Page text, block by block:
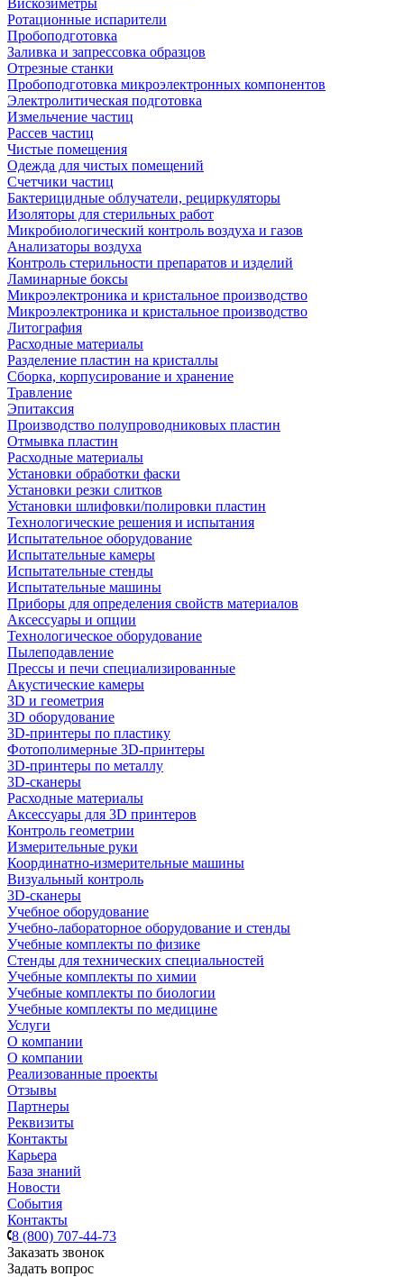
Вискозиметры
Ротационные испарители
Пробоподготовка
Заливка и запрессовка образцов
Отрезные станки
Пробоподготовка микроэлектронных компонентов
Электролитическая подготовка
Измельчение частиц
Рассев частиц
Чистые помещения
Одежда для чистых помещений
Счетчики частиц
Бактерицидные облучатели, рециркуляторы
Изоляторы для стерильных работ
Микробиологический контроль воздуха и газов
Анализаторы воздуха
Контроль стерильности препаратов и изделий
Ламинарные боксы
Микроэлектроника и кристальное производство
Микроэлектроника и кристальное производство
Литография
Расходные материалы
Разделение пластин на кристаллы
Сборка, корпусирование и хранение
Травление
Эпитаксия
Производство полупроводниковых пластин
Отмывка пластин
Расходные материалы
Установки обработки фаски
Установки резки слитков
Установки шлифовки/полировки пластин
Технологические решения и испытания
Испытательное оборудование
Испытательные камеры
Испытательные стенды
Испытательные машины
Приборы для определения свойств материалов
Аксессуары и опции
Технологическое оборудование
Пылеподавление
Прессы и печи специализированные
Акустические камеры
3D и геометрия
3D оборудование
3D-принтеры по пластику
Фотополимерные 3D-принтеры
3D-принтеры по металлу
3D-сканеры
Расходные материалы
Аксессуары для 3D принтеров
Контроль геометрии
Измерительные руки
Координатно-измерительные машины
Визуальный контроль
3D-сканеры
Учебное оборудование
Учебно-лабораторное оборудование и стенды
Учебные комплекты по физике
Стенды для технических специальностей
Учебные комплекты по химии
Учебные комплекты по биологии
Учебные комплекты по медицине
Услуги
О компании
О компании
Реализованные проекты
Отзывы
Партнеры
Реквизиты
Контакты
Карьера
База знаний
Новости
События
Контакты
8 (800) 707-44-73
Заказать звонок
Задать вопрос